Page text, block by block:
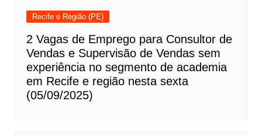
Recife e Região (PE)
2 Vagas de Emprego para Consultor de
Vendas e Supervisão de Vendas sem
experiência no segmento de academia
em Recife e região nesta sexta
(05/09/2025)